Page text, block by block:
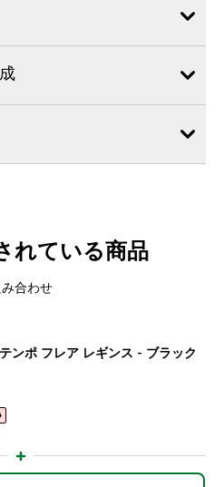
れている商品
合わせ
ンポ フレア レギンス - ブラック
price